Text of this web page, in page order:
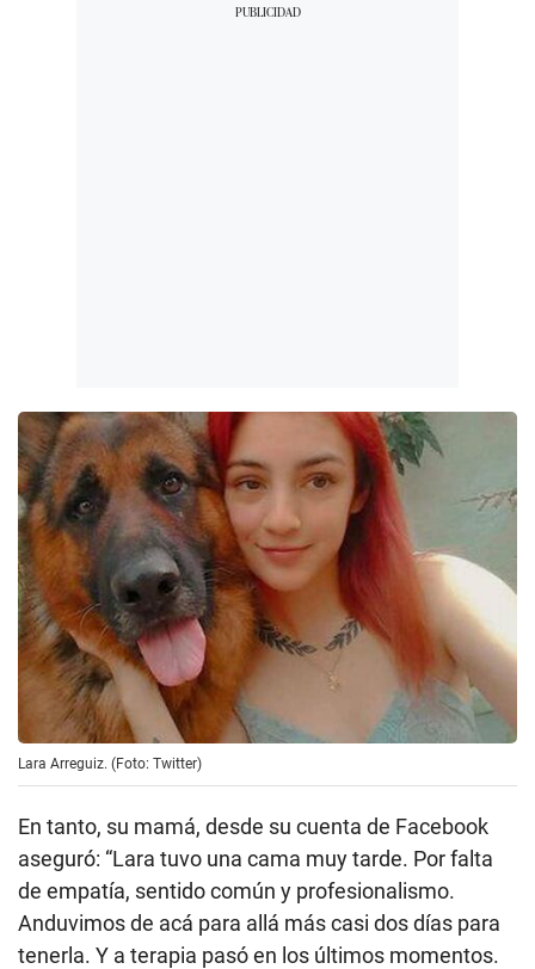
Lara Arreguiz. (Foto: Twitter)
En tanto, su mamá, desde su cuenta de Facebook
aseguró: “Lara tuvo una cama muy tarde. Por falta
de empatía, sentido común y profesionalismo.
Anduvimos de acá para allá más casi dos días para
tenerla. Y a terapia pasó en los últimos momentos.